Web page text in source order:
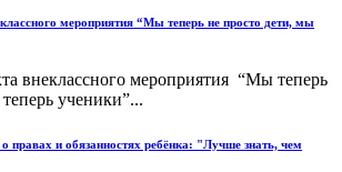
мероприятия “Мы теперь не просто дети, мы
внеклассного мероприятия “Мы теперь
ученики”...
правах и обязанностях ребёнка: "Лучше знать, чем